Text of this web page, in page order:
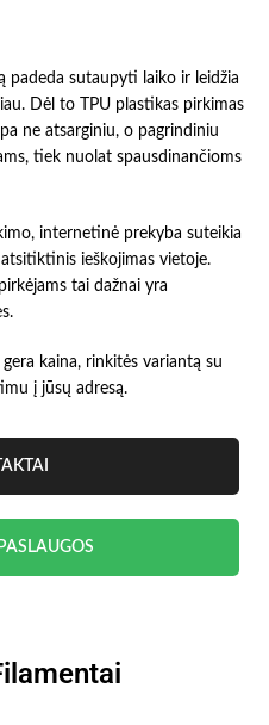
padeda sutaupyti laiko ir leidžia
Dėl to TPU plastikas pirkimas
ne atsarginiu, o pagrindiniu
tiek nuolat spausdinančioms
internetinė prekyba suteikia
ieškojimas vietoje.
tai dažnai yra
kaina, rinkitės variantą su
į jūsų adresą.